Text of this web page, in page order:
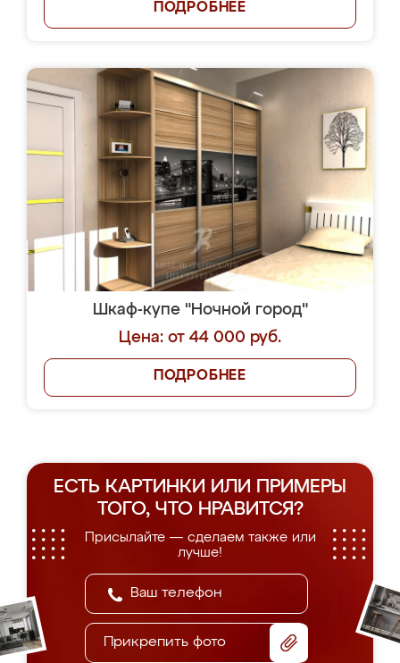
ПОДРОБНЕЕ
Шкаф-купе "Ночной город"
Цена: от 44 000 руб.
ПОДРОБНЕЕ
ЕСТЬ КАРТИНКИ ИЛИ ПРИМЕРЫ
ТОГО, ЧТО НРАВИТСЯ?
Присылайте — сделаем также или
лучше!
Прикрепить фото